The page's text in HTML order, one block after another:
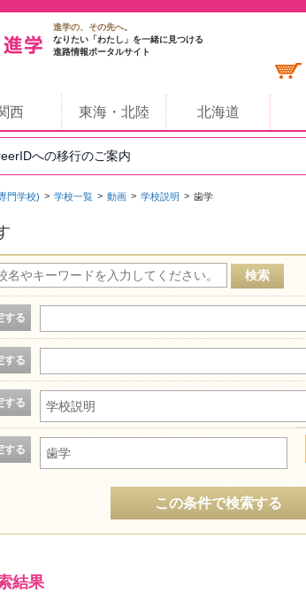
進学の、その先へ。
なりたい「わたし」を一緒に見つける
進路情報ポータルサイト
西 東海・北陸 北海道
への移行のご案内
門学校) 学校一覧 動画 学校説明 歯学
する
する
する 学校説明
する 歯学
この条件で検索する
結果